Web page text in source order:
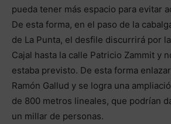
pueda tener más espacio para evitar
De esta forma, en el paso de la
de La Punta, el desfile discurrirá por
Cajal hasta la calle Patricio Zammit y
estaba previsto. De esta forma
Ramón Gallud y se logra una
de 800 metros lineales, que podrían
un millar de personas.